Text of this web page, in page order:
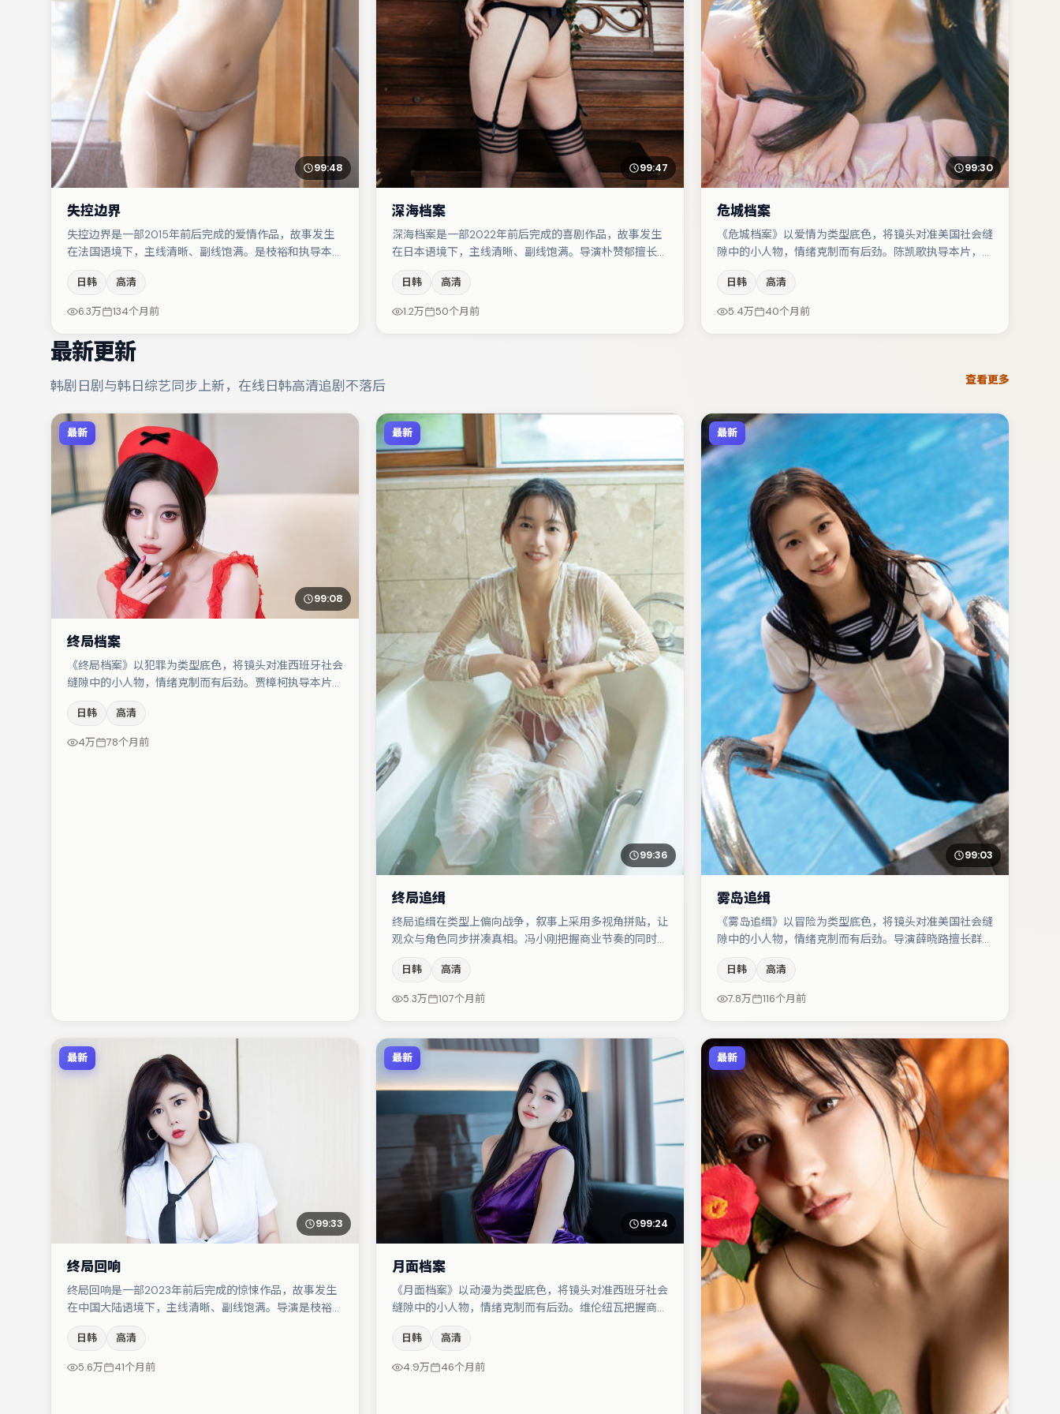
99:48
失控边界
失控边界是一部2015年前后完成的爱情作品，故事发生
在法国语境下，主线清晰、副线饱满。是枝裕和执导本
留白得当。主演阵容包括桂纶镁、河正宇、秦海璐等，角
色动机前后呼应，适合喜欢抠台词与伏笔的观众。节奏紧
凑、反转有度，值得列入片单。
日韩 高清
6.3万 134个月前
99:47
深海档案
深海档案是一部2022年前后完成的喜剧作品，故事发生
在日本语境下，主线清晰、副线饱满。导演朴赞郁擅长群
村拓哉在片中承担叙事驱动，张子枫、朱一龙分别提供反
差与喜剧/悬疑调剂（视场次而定）。节奏紧凑、反转有
度，值得列入片单。
日韩 高清
1.2万 50个月前
99:30
危城档案
《危城档案》以爱情为类型底色，将镜头对准美国社会缝
隙中的小人物，情绪克制而有后劲。陈凯歌执导本片，在
当。亚当·德赖弗与大鹏的对手戏构成全片情感锚点，孔
刘则以细节塑造推动谜题层层揭开。节奏紧凑、反转有
度，值得列入片单。
日韩 高清
5.4万 40个月前
最新更新
韩剧日剧与韩日综艺同步上新，在线日韩高清追剧不落后 查看更多
最新
99:08
终局档案
《终局档案》以犯罪为类型底色，将镜头对准西班牙社会
缝隙中的小人物，情绪克制而有后劲。贾樟柯执导本片，
得当。主演阵容包括桂纶镁、亚当·德赖弗、廖凡等，角
色动机前后呼应，适合喜欢抠台词与伏笔的观众。节奏紧
凑、反转有度，值得列入片单。
日韩 高清
4万 78个月前
最新
99:36
终局追缉
终局追缉在类型上偏向战争，叙事上采用多视角拼贴，让
观众与角色同步拼凑真相。冯小刚把握商业节奏的同时保
中承担叙事驱动，汤唯、雷佳音分别提供反差与喜剧/悬
疑调剂（视场次而定）。若你偏爱强类型与清晰主线，这
部作品值得关注。
日韩 高清
5.3万 107个月前
最新
99:03
雾岛追缉
《雾岛追缉》以冒险为类型底色，将镜头对准美国社会缝
隙中的小人物，情绪克制而有后劲。导演薛晓路擅长群戏
明在片中承担叙事驱动，张颂文、赵丽颖分别提供反差与
喜剧/悬疑调剂（视场次而定）。节奏紧凑、反转有度，
值得列入片单。
日韩 高清
7.8万 116个月前
最新
99:33
终局回响
终局回响是一部2023年前后完成的惊悚作品，故事发生
在中国大陆语境下，主线清晰、副线饱满。导演是枝裕和
文。主演阵容包括胡歌、大鹏、雷佳音等，角色动机前后
呼应，适合喜欢抠台词与伏笔的观众。整体完成度较高，
适合周末一口气追完。
日韩 高清
5.6万 41个月前
最新
99:24
月面档案
《月面档案》以动漫为类型底色，将镜头对准西班牙社会
缝隙中的小人物，情绪克制而有后劲。维伦纽瓦把握商业
乱。张子枫在片中承担叙事驱动，张颂文、梁朝伟分别提
供反差与喜剧/悬疑调剂（视场次而定）。节奏紧凑、反
转有度，值得列入片单。
日韩 高清
4.9万 46个月前
最新